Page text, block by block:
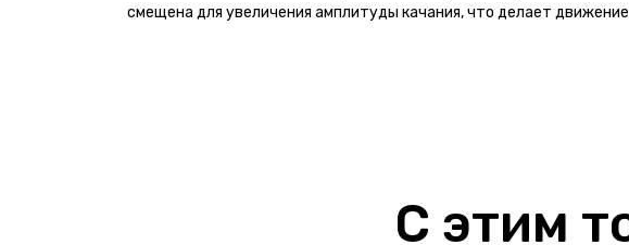
смещена для увеличения амплитуды качания, что делает
Бонусные баллы начисляются только за отзывы на
С этим